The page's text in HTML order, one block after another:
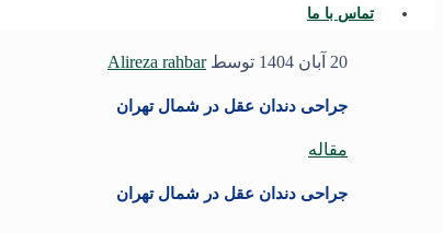
تماس با ما
20 آبان 1404 توسطAlireza rahbar
جراحی دندان عقل در شمال تهران
مقاله
جراحی دندان عقل در شمال تهران